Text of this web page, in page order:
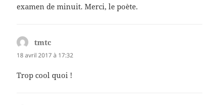
examen de minuit. Merci, le poète.
tmtc
18 avril 2017 à 17:32
Trop cool quoi !